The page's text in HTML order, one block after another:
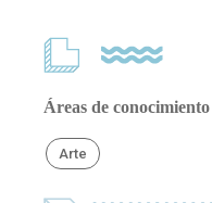
Áreas de conocimiento
Arte